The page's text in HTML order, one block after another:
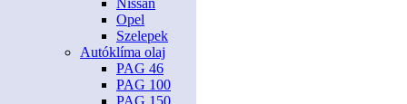
Nissan
Opel
Szelepek
Autóklíma olaj
PAG 46
PAG 100
PAG 150